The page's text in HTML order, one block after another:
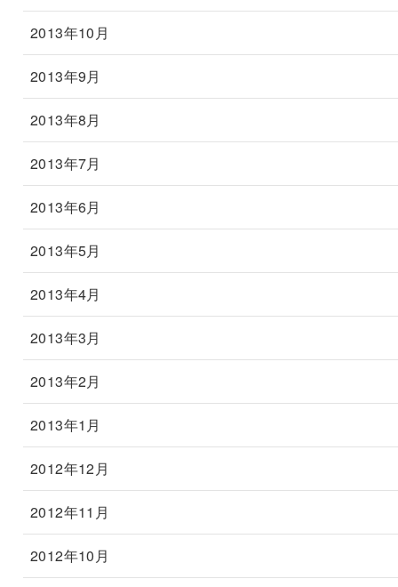
2013年10月
2013年9月
2013年8月
2013年7月
2013年6月
2013年5月
2013年4月
2013年3月
2013年2月
2013年1月
2012年12月
2012年11月
2012年10月